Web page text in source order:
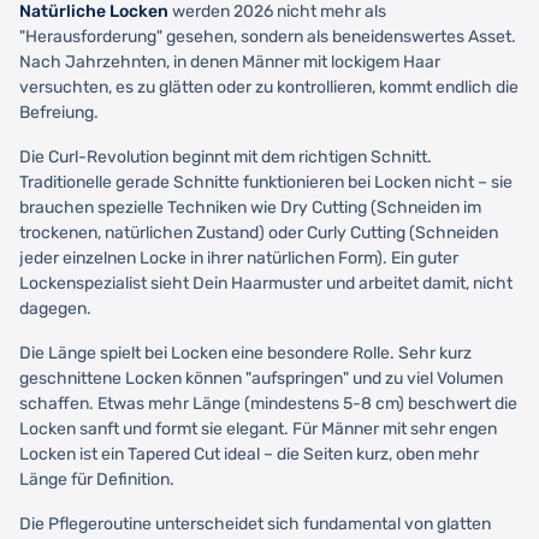
Natürliche Locken werden 2026 nicht mehr als
"Herausforderung" gesehen, sondern als beneidenswertes Asset.
Nach Jahrzehnten, in denen Männer mit lockigem Haar
versuchten, es zu glätten oder zu kontrollieren, kommt endlich die
Befreiung.
Die Curl-Revolution beginnt mit dem richtigen Schnitt.
Traditionelle gerade Schnitte funktionieren bei Locken nicht – sie
brauchen spezielle Techniken wie Dry Cutting (Schneiden im
trockenen, natürlichen Zustand) oder Curly Cutting (Schneiden
jeder einzelnen Locke in ihrer natürlichen Form). Ein guter
Lockenspezialist sieht Dein Haarmuster und arbeitet damit, nicht
dagegen.
Die Länge spielt bei Locken eine besondere Rolle. Sehr kurz
geschnittene Locken können "aufspringen" und zu viel Volumen
schaffen. Etwas mehr Länge (mindestens 5-8 cm) beschwert die
Locken sanft und formt sie elegant. Für Männer mit sehr engen
Locken ist ein Tapered Cut ideal – die Seiten kurz, oben mehr
Länge für Definition.
Die Pflegeroutine unterscheidet sich fundamental von glatten